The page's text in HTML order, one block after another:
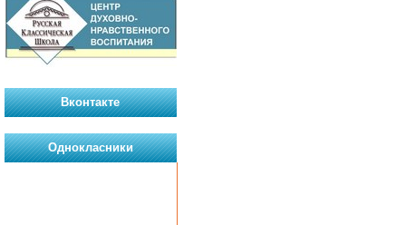
Вконтакте
Однокласники